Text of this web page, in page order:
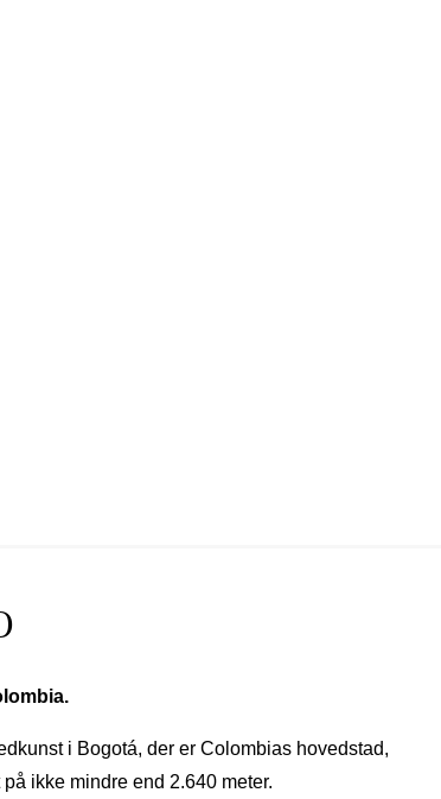
i Bogotá, der er Colombias hovedstad,
ikke mindre end 2.640 meter.